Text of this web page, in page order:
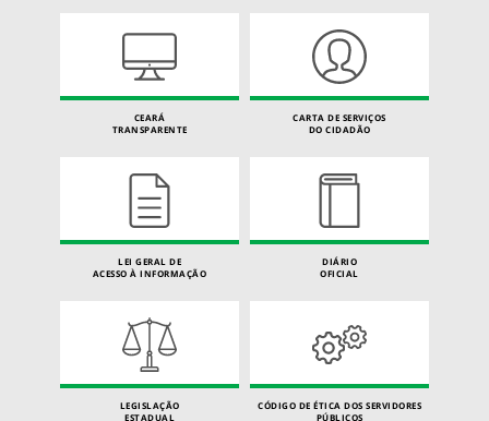
CEARÁ
TRANSPARENTE
CARTA DE SERVIÇOS
DO CIDADÃO
LEI GERAL DE
ACESSO À INFORMAÇÃO
DIÁRIO
OFICIAL
LEGISLAÇÃO
ESTADUAL
CÓDIGO DE ÉTICA DOS SERVIDORES
PÚBLICOS